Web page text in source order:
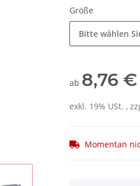
Größe
Bitte wählen
ab 8,76 €
exkl. 19% USt. ,
Momentan